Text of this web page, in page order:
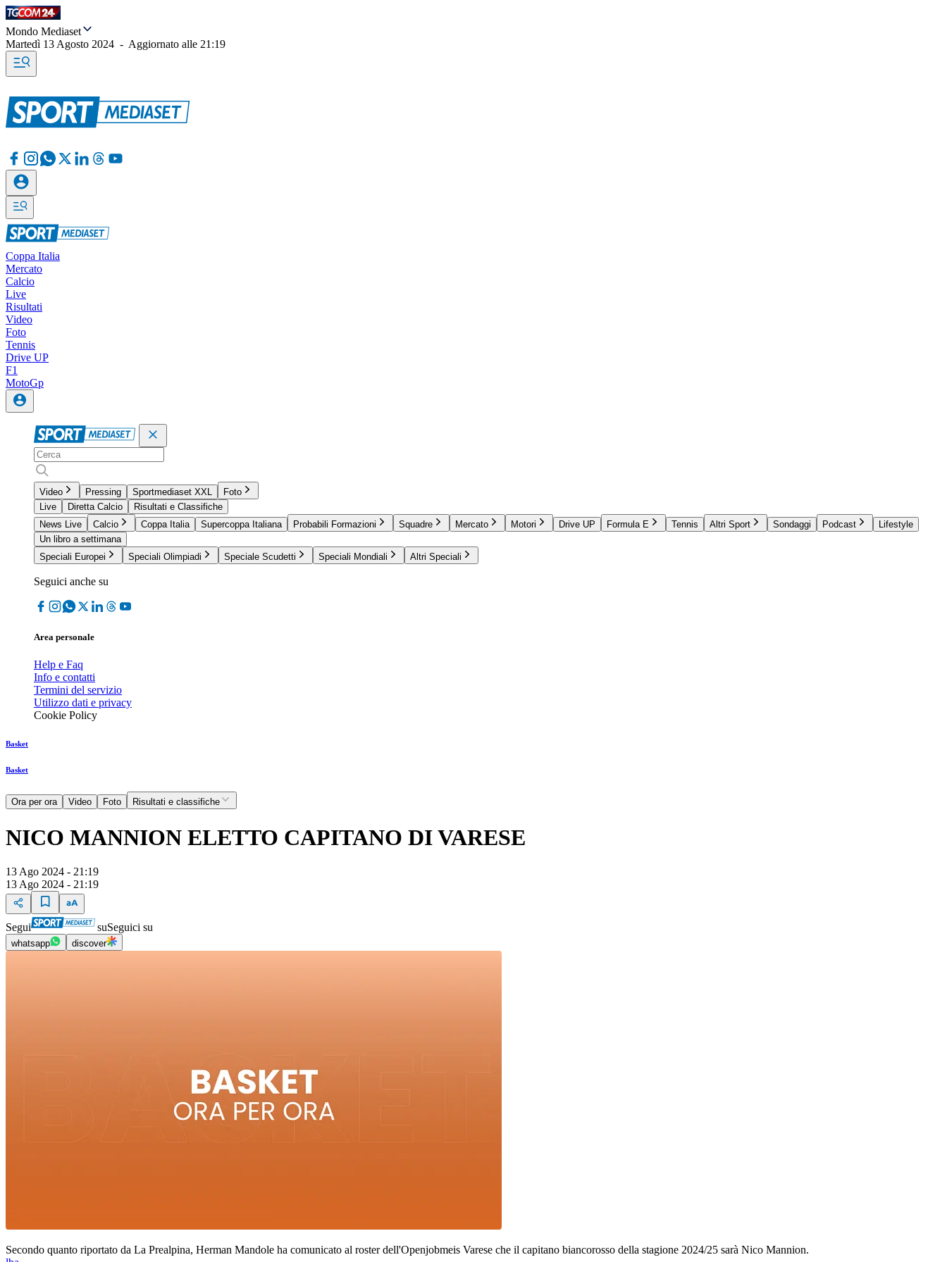
Mondo Mediaset
Martedì 13 Agosto 2024 - Aggiornato alle 21:19
Coppa Italia
Mercato
Calcio
Live
Risultati
Video
Foto
Tennis
Drive UP
F1
MotoGp
Video Pressing Sportmediaset XXL
Foto
Live
Diretta Calcio
Risultati e Classifiche
News Live
Calcio Coppa Italia Supercoppa Italiana Probabili Formazioni Squadre Mercato Motori Drive UP Formula E Tennis Altri Sport Sondaggi Podcast
Lifestyle
Un libro a settimana
Speciali Europei
Speciali Olimpiadi Speciale Scudetti Speciali Mondiali Altri Speciali
Seguici anche su
Area personale
Help e Faq
Info e contatti
Termini del servizio
Utilizzo dati e privacy
Cookie Policy
Basket
Basket
Ora per ora Video Foto Risultati e classifiche
NICO MANNION ELETTO CAPITANO DI VARESE
13 Ago 2024 - 21:19
13 Ago 2024 - 21:19
Segui suSeguici su
whatsapp discover
Secondo quanto riportato da La Prealpina, Herman Mandole ha comunicato al roster dell'Openjobmeis Varese che il capitano biancorosso della stagione 2024/25 sarà Nico Mannion.